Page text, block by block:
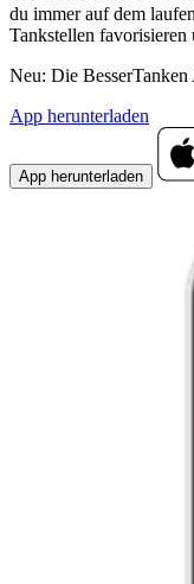
du immer auf dem
Tankstellen
Neu: Die
App herunterladen
App herunterladen